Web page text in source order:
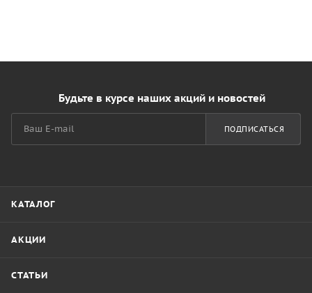
Будьте в курсе наших акций и новостей
ПОДПИСАТЬСЯ
КАТАЛОГ
АКЦИИ
СТАТЬИ